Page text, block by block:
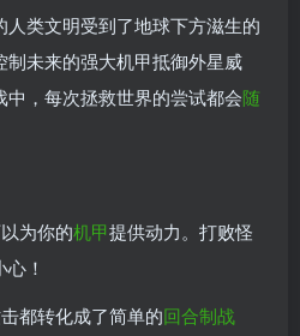
类文明受到了地球下方滋生的
制未来的强大机甲抵御外星威
中，每次拯救世界的尝试都会随
为你的机甲提供动力。打败怪
！
都转化成了简单的回合制战